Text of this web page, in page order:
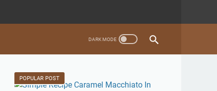
POPULAR POST